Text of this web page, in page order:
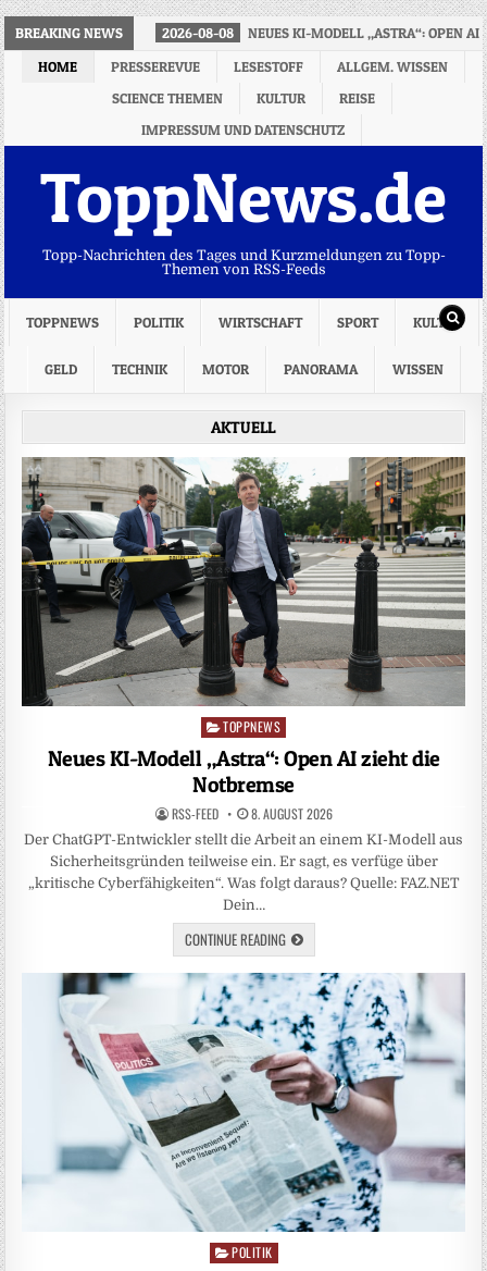
BREAKING NEWS 2026-08-08
NEUES KI-MODELL „ASTRA“: OPEN AI
HOME
PRESSEREVUE LESESTOFF
ALLGEM. WISSEN
SCIENCE THEMEN
KULTUR
REISE
IMPRESSUM UND DATENSCHUTZ
ToppNews.de
Topp-Nachrichten des Tages und Kurzmeldungen zu Topp-
Themen von RSS-Feeds
TOPPNEWS POLITIK WIRTSCHAFT SPORT KULTUR
GELD TECHNIK MOTOR PANORAMA WISSEN
AKTUELL
Posted
in
TOPPNEWS
Neues KI-Modell „Astra“: Open AI zieht die
Notbremse
RSS-FEED 8. AUGUST 2026
Der ChatGPT-Entwickler stellt die Arbeit an einem KI-Modell aus
Sicherheitsgründen teilweise ein. Er sagt, es verfüge über
„kritische Cyberfähigkeiten“. Was folgt daraus? Quelle: FAZ.NET
Dein…
CONTINUE READING
Posted
POLITIK